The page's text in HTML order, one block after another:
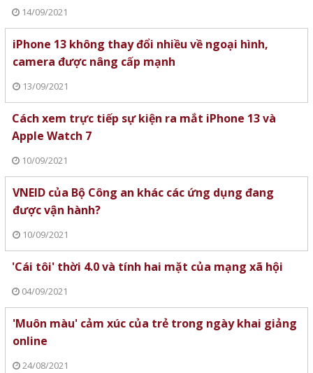
14/09/2021
iPhone 13 không thay đổi nhiều về ngoại hình,
camera được nâng cấp mạnh
13/09/2021
Cách xem trực tiếp sự kiện ra mắt iPhone 13 và
Apple Watch 7
10/09/2021
VNEID của Bộ Công an khác các ứng dụng đang
được vận hành?
10/09/2021
'Cái tôi' thời 4.0 và tính hai mặt của mạng xã hội
04/09/2021
'Muôn màu' cảm xúc của trẻ trong ngày khai giảng
online
24/08/2021